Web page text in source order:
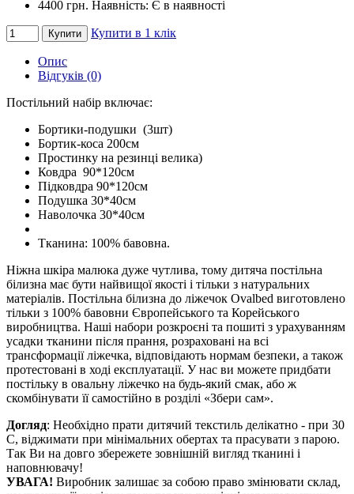
4400 грн. Наявність: Є в наявності
Купити Купити в 1 клік
Опис
Відгуків (0)
Постільний набір включає:
Бортики-подушки (3шт)
Бортик-коса 200см
Простинку на резинці велика)
Ковдра 90*120см
Підковдра 90*120см
Подушка 30*40см
Наволочка 30*40см
Тканина: 100% бавовна.
Ніжна шкіра малюка дуже чутлива, тому дитяча постільна
білизна має бути найвищої якості і тільки з натуральних
матеріалів. Постільна білизна до ліжечок Ovalbed виготовлено
тільки з 100% бавовни Європейського та Корейського
виробництва. Наші набори розкроєні та пошиті з урахуванням
усадки тканини після прання, розраховані на всі
трансформації ліжечка, відповідають нормам безпеки, а також
протестовані в ході експлуатації. У нас ви можете придбати
постільку в овальну ліжечко на будь-який смак, або ж
скомбінувати її самостійно в розділі «Збери сам».
Догляд: Необхідно прати дитячий текстиль делікатно - при 30
С, віджимати при мінімальних обертах та прасувати з парою.
Так Ви на довго збережете зовнішній вигляд тканині і
наповнювачу!
УВАГА! Виробник залишає за собою право змінювати склад,